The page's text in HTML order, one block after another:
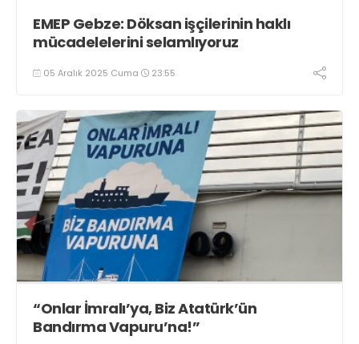
EMEP Gebze: Döksan işçilerinin haklı
mücadelelerini selamlıyoruz
05 Aralık 2025 Cuma 23:55
“Onlar İmralı’ya, Biz Atatürk’ün
Bandırma Vapuru’na!”